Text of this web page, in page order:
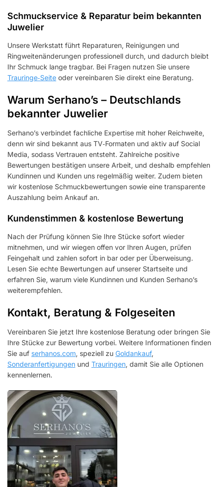
Schmuckservice & Reparatur beim bekannten
Juwelier
Unsere Werkstatt führt Reparaturen, Reinigungen und
Ringweitenänderungen professionell durch, und dadurch bleibt
Ihr Schmuck lange tragbar. Bei Fragen nutzen Sie unsere
Trauringe‑Seite oder vereinbaren Sie direkt eine Beratung.
Warum Serhano’s – Deutschlands
bekannter Juwelier
Serhano’s verbindet fachliche Expertise mit hoher Reichweite,
denn wir sind bekannt aus TV‑Formaten und aktiv auf Social
Media, sodass Vertrauen entsteht. Zahlreiche positive
Bewertungen bestätigen unsere Arbeit, und deshalb empfehlen
Kundinnen und Kunden uns regelmäßig weiter. Zudem bieten
wir kostenlose Schmuckbewertungen sowie eine transparente
Auszahlung beim Ankauf an.
Kundenstimmen & kostenlose Bewertung
Nach der Prüfung können Sie Ihre Stücke sofort wieder
mitnehmen, und wir wiegen offen vor Ihren Augen, prüfen
Feingehalt und zahlen sofort in bar oder per Überweisung.
Lesen Sie echte Bewertungen auf unserer Startseite und
erfahren Sie, warum viele Kundinnen und Kunden Serhano’s
weiterempfehlen.
Kontakt, Beratung & Folgeseiten
Vereinbaren Sie jetzt Ihre kostenlose Beratung oder bringen Sie
Ihre Stücke zur Bewertung vorbei. Weitere Informationen finden
Sie auf serhanos.com, speziell zu Goldankauf,
Sonderanfertigungen und Trauringen, damit Sie alle Optionen
kennenlernen.